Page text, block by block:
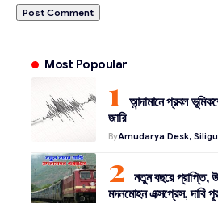
Most Popoular
আন্দামানে প্রবল
জারি
ByAmudarya Desk,
নতুন বছরে প্রাপ্তি,
মদনমোহন এক্সপ্রেস, দাবি